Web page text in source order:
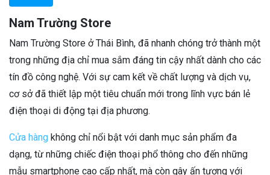
Nam Trường Store
Nam Trường Store ở Thái Bình, đã nhanh chóng trở thành một
trong những địa chỉ mua sắm đáng tin cậy nhất dành cho các
tín đồ công nghệ. Với sự cam kết về chất lượng và dịch vụ,
cơ sở đã thiết lập một tiêu chuẩn mới trong lĩnh vực bán lẻ
điện thoại di động tại địa phương.
Cửa hàng không chỉ nổi bật với danh mục sản phẩm đa
dạng, từ những chiếc điện thoại phổ thông cho đến những
mẫu smartphone cao cấp nhất, mà còn gây ấn tượng với